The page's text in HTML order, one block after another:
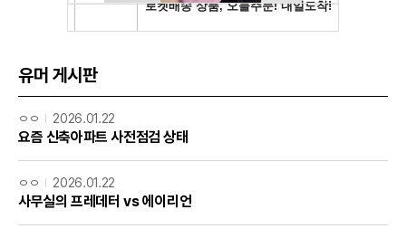
유머 게시판
ㅇㅇ 2026.01.22
요즘 신축아파트 사전점검 상태
ㅇㅇ 2026.01.22
사무실의 프레데터 vs 에이리언